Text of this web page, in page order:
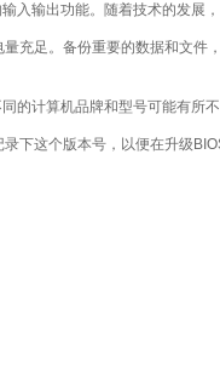
输出功能。随着技术的发展
足。备份重要的数据和文
计算机品牌和型号可能有所
下这个版本号，以便在升级